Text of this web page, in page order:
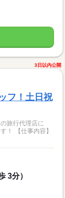
3日以内公開
フ！土日祝
旅行代理店に
容】
3分）